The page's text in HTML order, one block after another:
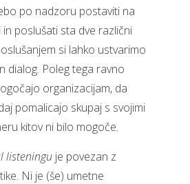
po nadzoru postaviti na
poslušati sta dve različni
si lahko ustvarimo
dialog. Poleg tega ravno
organizacijam, da
pomalicajo skupaj s svojimi
kitov ni bilo mogoče.
listeningu je povezan z
Ni je (še) umetne